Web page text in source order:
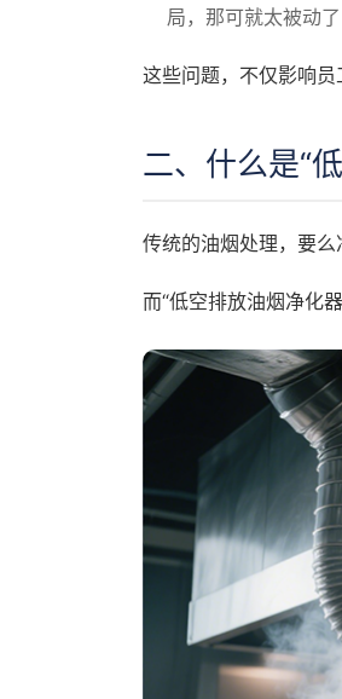
局，那可就太被动了
这些问题，不仅影响员
二、什么是“
传统的油烟处理，要么
而“低空排放油烟净化